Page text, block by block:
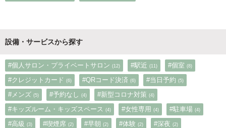
設備・サービスから探す
#個人サロン・プライベートサロン (12) #駅近 (11) #個室 (8)
#クレジットカード (6) #QRコード決済 (6) #当日予約 (5)
#メンズ (5) #予約なし (4) #新型コロナ対策 (4)
#キッズルーム・キッズスペース (4) #女性専用 (4) #駐車場 (4)
#高級 (3) #喫煙席 (2) #早朝 (2) #体験 (2) #深夜 (2)